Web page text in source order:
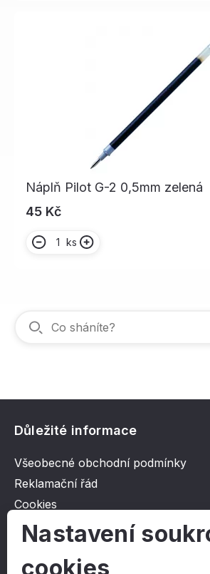
Náplň Pilot G-2 0,5mm zelená
45 Kč
ks
Důležité informace
Všeobecné obchodní podmínky
Reklamační řád
Cookies
Ochrana osobních údajů
Nastavení
cookies